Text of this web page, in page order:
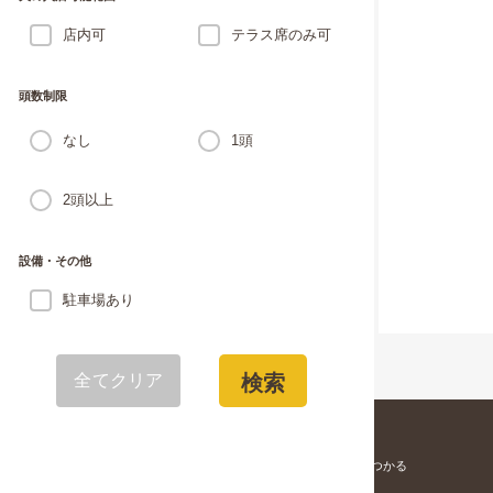
店内可 テラス席のみ可
頭数制限
なし 1頭
2頭以上
設備・その他
駐車場あり
全てクリア 検索
愛犬と寄りそう「家族」が見つかる